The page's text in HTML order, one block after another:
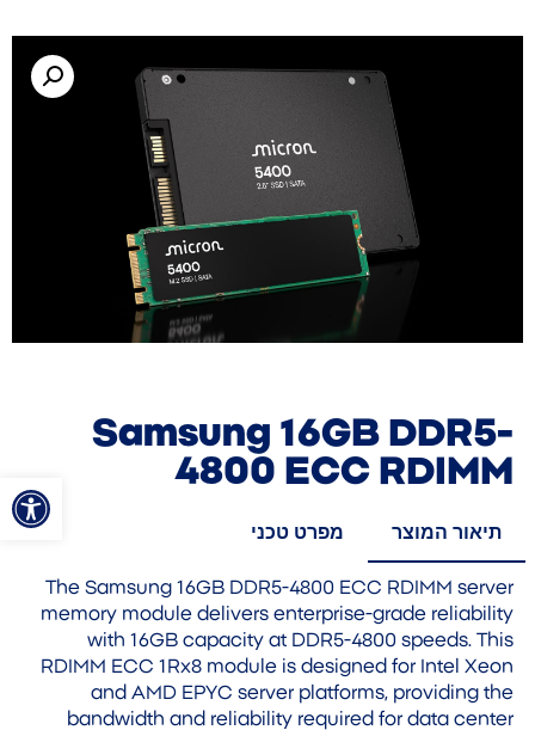
פתח
Samsung 16GB DDR5-
4800 ECC RDIMM
תיאור המוצר מפרט טכני
The Samsung 16GB DDR5-4800 ECC RDIMM server
memory module delivers enterprise-grade reliability
with 16GB capacity at DDR5-4800 speeds. This
RDIMM ECC 1Rx8 module is designed for Intel Xeon
and AMD EPYC server platforms, providing the
bandwidth and reliability required for data center